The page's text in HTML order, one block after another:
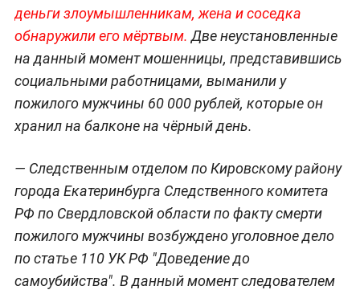
деньги злоумышленникам, жена и соседка
обнаружили его мёртвым. Две неустановленные
на данный момент мошенницы, представившись
социальными работницами, выманили у
пожилого мужчины 60 000 рублей, которые он
хранил на балконе на чёрный день.
— Следственным отделом по Кировскому району
города Екатеринбурга Следственного комитета
РФ по Свердловской области по факту смерти
пожилого мужчины возбуждено уголовное дело
по статье 110 УК РФ "Доведение до
самоубийства". В данный момент следователем